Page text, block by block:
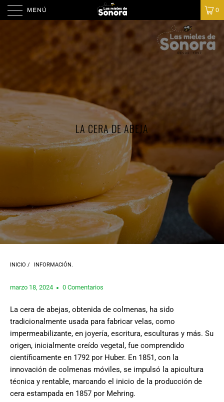
MENÚ 0
LA CERA DE ABEJA
INICIO / INFORMACIÓN.
marzo 18, 2024 0 Comentarios
La cera de abejas, obtenida de colmenas, ha sido
tradicionalmente usada para fabricar velas, como
impermeabilizante, en joyería, escritura, esculturas y más. Su
origen, inicialmente creído vegetal, fue comprendido
científicamente en 1792 por Huber. En 1851, con la
innovación de colmenas móviles, se impulsó la apicultura
técnica y rentable, marcando el inicio de la producción de
cera estampada en 1857 por Mehring.